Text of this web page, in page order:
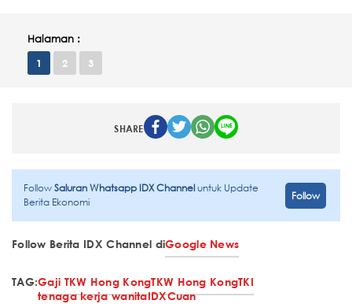
Halaman :
1 2 3
SHARE
FollowSaluran Whatsapp IDX Channeluntuk Update
Berita Ekonomi
Follow
Follow Berita IDX Channel diGoogle News
TAG:Gaji TKW Hong KongTKW Hong KongTKI
tenaga kerja wanitaIDXCuan